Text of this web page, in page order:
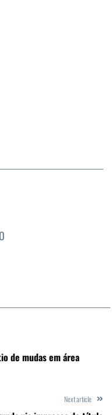
de mudas em área
Next article